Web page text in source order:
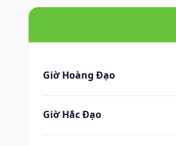
Giờ Hoàng Đạo
Giờ Hắc Đạo